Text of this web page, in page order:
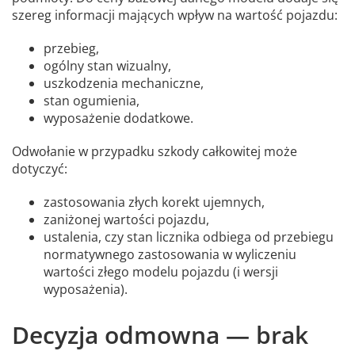
szereg informacji mających wpływ na wartość pojazdu:
przebieg,
ogólny stan wizualny,
uszkodzenia mechaniczne,
stan ogumienia,
wyposażenie dodatkowe.
Odwołanie w przypadku szkody całkowitej może
dotyczyć:
zastosowania złych korekt ujemnych,
zaniżonej wartości pojazdu,
ustalenia, czy stan licznika odbiega od przebiegu
normatywnego zastosowania w wyliczeniu
wartości złego modelu pojazdu (i wersji
wyposażenia).
Decyzja odmowna — brak